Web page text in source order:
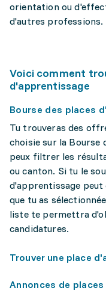
orientation ou
d'autres professions.
Voici comment
d'apprentissage
Bourse des places
Tu trouveras des
choisie sur la Bourse
peux filtrer les
ou canton. Si tu le
d'apprentissage peut
que tu as
liste te permettra
candidatures.
Trouver une place
Annonces de places